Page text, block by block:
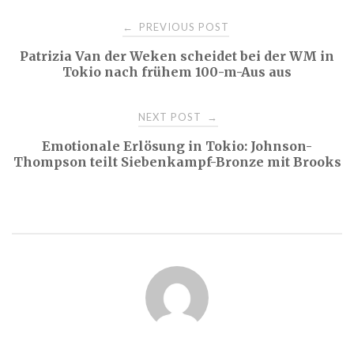
navigation
← PREVIOUS POST
Patrizia Van der Weken scheidet bei der WM in
Tokio nach frühem 100-m-Aus aus
NEXT POST →
Emotionale Erlösung in Tokio: Johnson-
Thompson teilt Siebenkampf-Bronze mit Brooks